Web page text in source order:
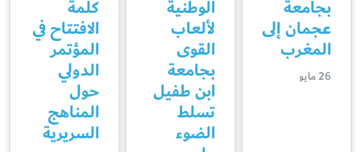
بجامعة
عجمان إلى
المغرب
26 مايو
الوطنية
لألعاب
القوى
بجامعة
ابن طفيل
تسلط
الضوء
كلمة
الافتتاح في
المؤتمر
الدولي
حول
المناهج
السريرية